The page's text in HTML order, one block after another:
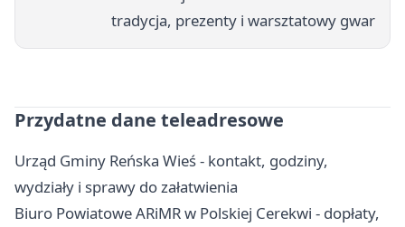
tradycja, prezenty i warsztatowy gwar
Przydatne dane teleadresowe
Urząd Gminy Reńska Wieś - kontakt, godziny,
wydziały i sprawy do załatwienia
Biuro Powiatowe ARiMR w Polskiej Cerekwi - dopłaty,